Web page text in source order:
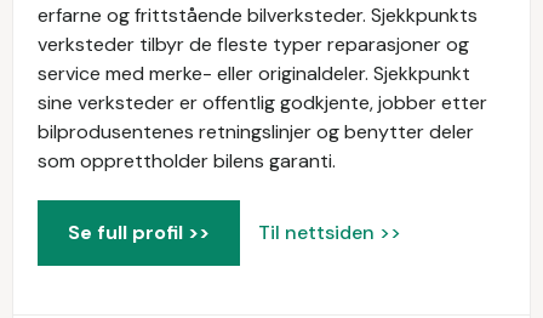
erfarne og frittstående bilverksteder. Sjekkpunkts
verksteder tilbyr de fleste typer reparasjoner og
service med merke- eller originaldeler. Sjekkpunkt
sine verksteder er offentlig godkjente, jobber etter
bilprodusentenes retningslinjer og benytter deler
som opprettholder bilens garanti.
Se full profil >> Til nettsiden >>